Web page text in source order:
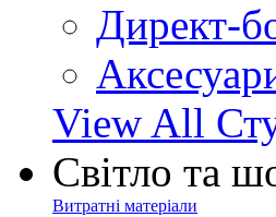
Директ-
View All
Світло та
Витратні матеріали